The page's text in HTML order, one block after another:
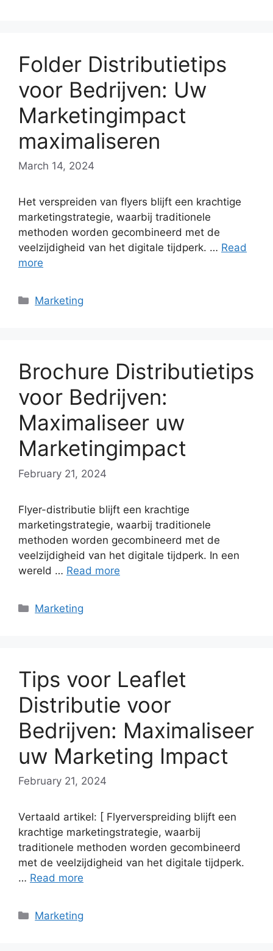
Folder Distributietips
voor Bedrijven: Uw
Marketingimpact
maximaliseren
March 14, 2024
Het verspreiden van flyers blijft een krachtige
marketingstrategie, waarbij traditionele
methoden worden gecombineerd met de
veelzijdigheid van het digitale tijdperk. … Read
more
Categories
Marketing
Brochure Distributietips
voor Bedrijven:
Maximaliseer uw
Marketingimpact
February 21, 2024
Flyer-distributie blijft een krachtige
marketingstrategie, waarbij traditionele
methoden worden gecombineerd met de
veelzijdigheid van het digitale tijdperk. In een
wereld … Read more
Categories
Marketing
Tips voor Leaflet
Distributie voor
Bedrijven: Maximaliseer
uw Marketing Impact
February 21, 2024
Vertaald artikel: [ Flyerverspreiding blijft een
krachtige marketingstrategie, waarbij
traditionele methoden worden gecombineerd
met de veelzijdigheid van het digitale tijdperk.
… Read more
Categories
Marketing